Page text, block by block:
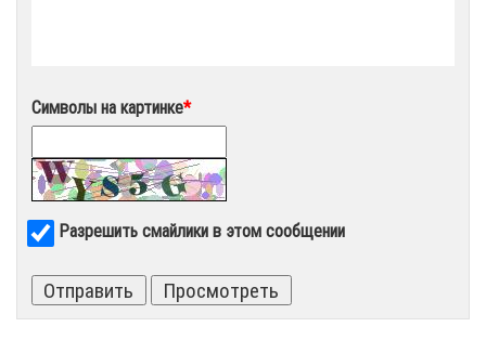
Символы на картинке*
Разрешить смайлики в этом сообщении